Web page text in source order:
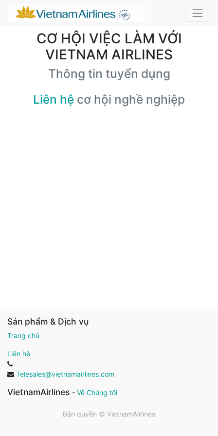
CƠ HỘI VIỆC LÀM VỚI
VIETNAM AIRLINES
Thông tin tuyển dụng
Liên hệ cơ hội nghề nghiệp
Sản phẩm & Dịch vụ
Trang chủ
Liên hệ
Telesales@vietnamairlines.com
VietnamAirlines - Về Chúng tôi
Bản quyền © VietnamAirlines